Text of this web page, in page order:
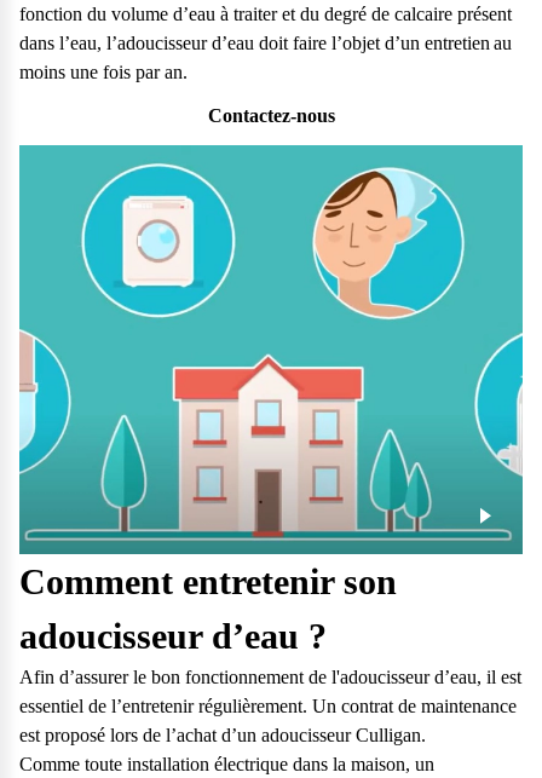
fonction du volume d’eau à traiter et du degré de calcaire présent
dans l’eau, l’adoucisseur d’eau doit faire l’objet d’un entretien au
moins une fois par an.
Contactez-nous
Comment entretenir son
adoucisseur d’eau ?
Afin d’assurer le bon fonctionnement de l'adoucisseur d’eau, il est
essentiel de l’entretenir régulièrement. Un contrat de maintenance
est proposé lors de l’achat d’un adoucisseur Culligan.
Comme toute installation électrique dans la maison, un